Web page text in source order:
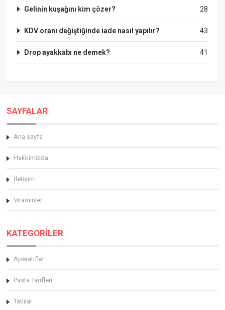
28
Gelinin kuşağını kim çözer?
43
KDV oranı değiştiğinde iade nasıl yapılır?
41
Drop ayakkabı ne demek?
SAYFALAR
Ana sayfa
Hakkimizda
İletişim
Vitaminler
KATEGORİLER
Aperatifler
Pasta Tarifleri
Tatlılar